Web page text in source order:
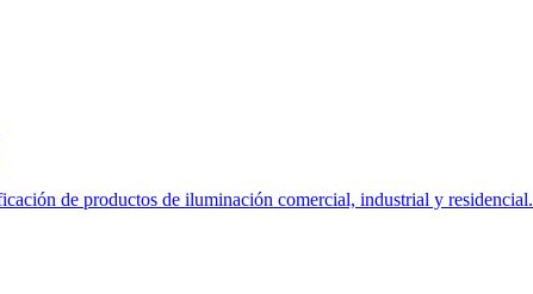
de productos de iluminación comercial, industrial y residencial.